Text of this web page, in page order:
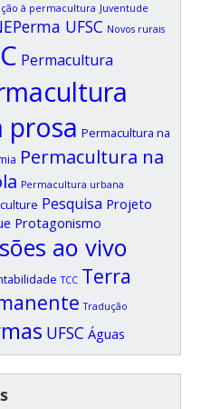
à permacultura Juventude
UFSC Novos rurais
Permacultura
prosa Permacultura na
Permacultura na
Permacultura urbana
Pesquisa Projeto
Protagonismo
ao vivo
TCC Terra
Tradução
UFSC Águas